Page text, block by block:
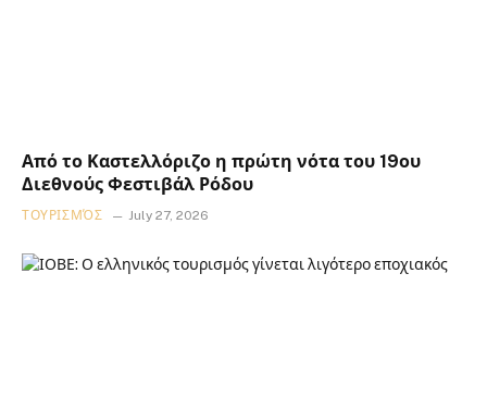
Από το Καστελλόριζο η πρώτη νότα του 19ου
Διεθνούς Φεστιβάλ Ρόδου
ΤΟΥΡΙΣΜΌΣ July 27, 2026